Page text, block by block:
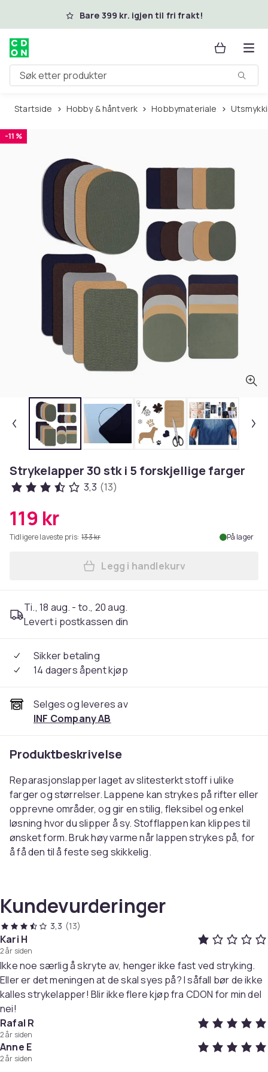
Hopp til hovedinnholdBare 399 kr. igjen til fri frakt!
Søk etter produkter
Startside Hobby & håntverk Hobbymateriale
-11 %
Strykelapper 30 stk i 5 forskjellige farger
3,3 (13)
119 kr
Tidligere laveste pris: 133 kr På lager
Legg Strykelapper 30 stk i
Legg i handlekurv
Ti., 18 aug. - to., 20 aug.
Levert i postkassen din
Sikker betaling
14 dagers åpent kjøp
Selges og leveres av
INF Company AB
Produktbeskrivelse
Reparasjonslapper laget av slitesterkt stoff i ulike
farger og størrelser. Lappene kan strykes på rifter eller
opprevne områder, og gir en stilig, fleksibel og enkel
løsning hvor du slipper å sy. Stofflappen kan klippes til
ønsket form. Bruk høy varme når lappen strykes på, for
å få den til å feste seg skikkelig.
Størrelse: 13,5x11 + 5x7,5 cm
Materiale: Denimstoff
Pakken inkluderer:
30 x selvklebende påstrykningslapper i 5 farger, 6 av
hver farge
Vekt, gram
120
Artikkel nr.
69d28f33-cae0-4e43-b252-3d7bc2acf0e5
Kundevurderinger
3,3 (13)
Kari H
2 år siden
Ikke noe særlig å skryte av, henger ikke fast ved stryking.
Eller er det meningen at de skal syes på? I såfall bør de ikke
kalles strykelapper! Blir ikke flere kjøp fra CDON for min del
nei!
Rafal R
2 år siden
Anne E
2 år siden